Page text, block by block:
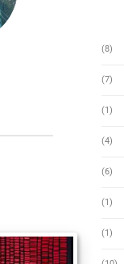
(8)
(7)
(1)
(4)
(6)
(1)
(1)